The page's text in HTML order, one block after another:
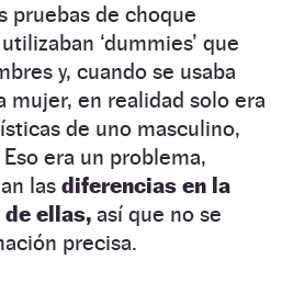
pruebas de choque
‘dummies’ que
y, cuando se usaba
mujer, en realidad solo era
de uno masculino,
era un problema,
las diferencias en la
ellas, así que no se
precisa.